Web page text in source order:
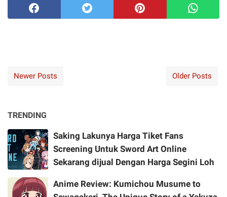
Newer Posts Older Posts
TRENDING
Saking Lakunya Harga Tiket Fans
Screening Untuk Sword Art Online
Sekarang dijual Dengan Harga Segini Loh
Anime Review: Kumichou Musume to